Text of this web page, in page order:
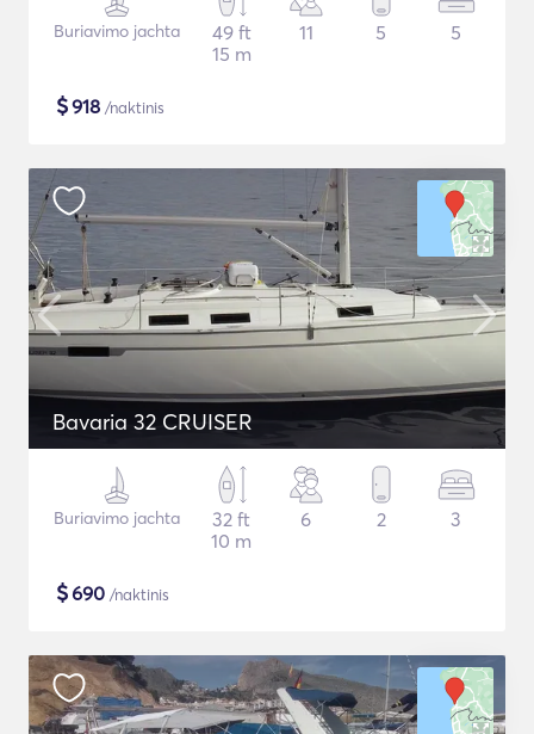
Buriavimo jachta
49 ft
15 m
11 5 5
$918 /naktinis
Bavaria 32 CRUISER
Buriavimo jachta
32 ft
10 m
6 2 3
$690 /naktinis